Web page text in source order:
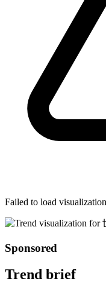
Failed to load visualization
Sponsored
Trend brief